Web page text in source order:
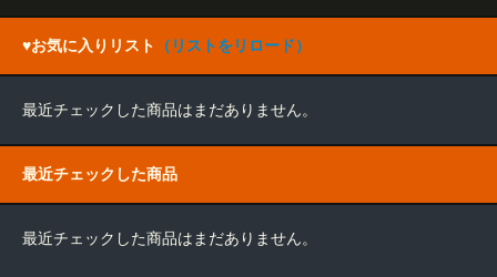
♥お気に入りリスト （リストをリロード）
最近チェックした商品はまだありません。
最近チェックした商品
最近チェックした商品はまだありません。